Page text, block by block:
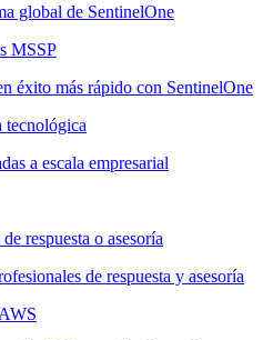
global de SentinelOne
MSSP
éxito más rápido con SentinelOne
tecnológica
a escala empresarial
respuesta o asesoría
de respuesta y asesoría